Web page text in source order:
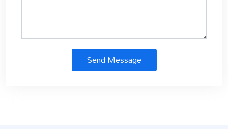
Send Message